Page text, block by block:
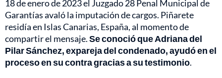
18 de enero de 2023 el Juzgado 28 Penal Municipal de
Garantías avaló la imputación de cargos. Piñarete
residía en Islas Canarias, España, al momento de
compartir el mensaje.Se conoció que Adriana del
Pilar Sánchez, expareja del condenado, ayudó en el
proceso en su contra gracias a su testimonio.